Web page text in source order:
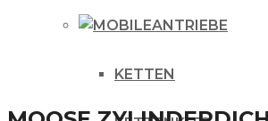
ANTRIEBE
KETTEN